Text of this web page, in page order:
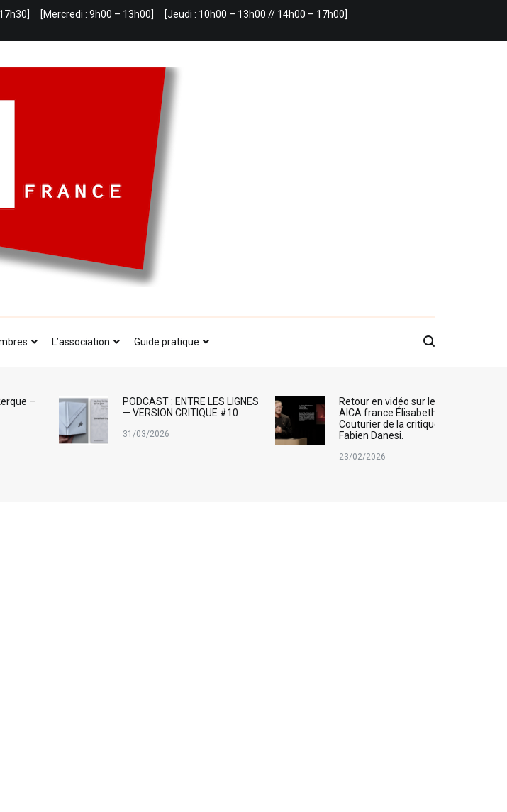
[Mercredi : 9h00 – 13h00]
[Jeudi : 10h00 – 13h00 // 14h00 – 17h00]
L’association Guide pratique
–
PODCAST : ENTRE LES LIGNES
— VERSION CRITIQUE #10
31/03/2026
Retour en vidéo sur le Prix
AICA france Élisabeth
Couturier de la critique d’art :
Fabien Danesi.
23/02/2026